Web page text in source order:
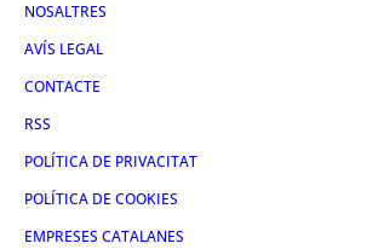
NOSALTRES
AVÍS LEGAL
CONTACTE
RSS
POLÍTICA DE PRIVACITAT
POLÍTICA DE COOKIES
EMPRESES CATALANES